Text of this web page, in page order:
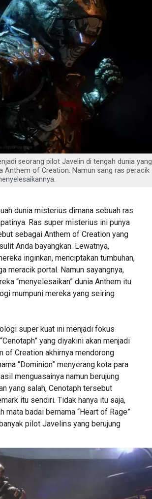
seorang pilot Javelin di tengah dunia yang
Anthem of Creation. Namun sang ras peracik
dunia misterius dimana sebuah ras
Ras super misterius ini punya
sebagai Anthem of Creation yang
Anda bayangkan. Lewatnya,
inginkan, menciptakan tumbuhan,
meracik portal. Namun sayangnya,
“menyelesaikan” dunia Anthem itu
mumpuni mereka yang seiring
super kuat ini menjadi fokus
yang diyakini akan menjadi
of Creation akhirnya mendorong
“Dominion” menyerang kota para
menguasainya namun berujung
yang salah, Cenotaph tersebut
itu sendiri. Tidak hanya itu saja,
mata badai bernama “Heart of Rage”
pilot Javelins yang berujung